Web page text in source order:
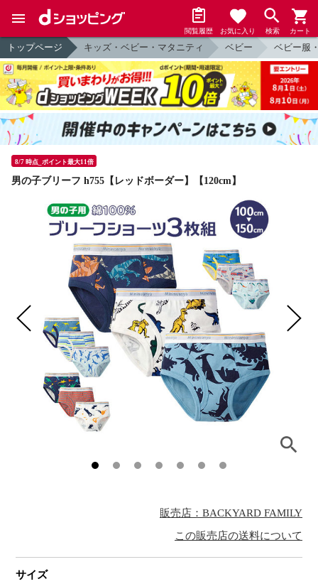
閲覧履歴 お気に入り 検索 カート
トップページ キッズ・ベビー・マタニティ ベビー ベビー服
8/7 時点_ポイント最大11倍
男の子ブリーフ h755【レッドボーダー】【120cm】
販売店：BACKYARD FAMILY
この販売店の送料について
サイズ